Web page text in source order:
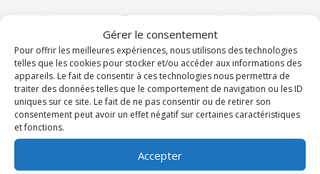
Gérer le consentement
Pour offrir les meilleures expériences, nous utilisons des technologies
telles que les cookies pour stocker et/ou accéder aux informations des
appareils. Le fait de consentir à ces technologies nous permettra de
traiter des données telles que le comportement de navigation ou les ID
uniques sur ce site. Le fait de ne pas consentir ou de retirer son
consentement peut avoir un effet négatif sur certaines caractéristiques
et fonctions.
Accepter
TOUS LES ÉVÉNEMENTS DU DIOCÈSE